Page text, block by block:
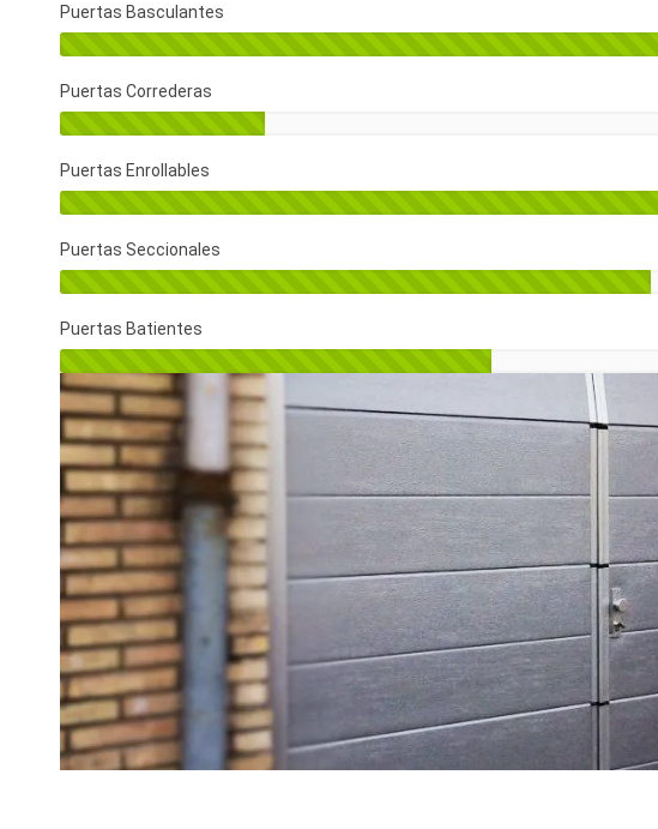
Puertas Basculantes
Puertas Correderas
Puertas Enrollables
Puertas Seccionales
Puertas Batientes